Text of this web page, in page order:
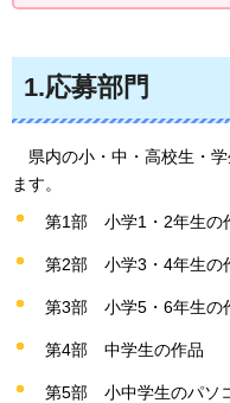
1.応募部門
県内の小・中・高校生・
ます。
第1部 小学1・2年生の
第2部 小学3・4年生の
第3部 小学5・6年生の
第4部 中学生の作品
第5部
小中学生のパソ